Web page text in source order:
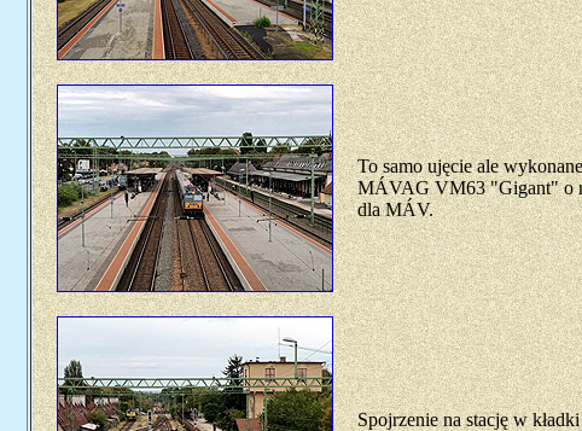
To samo ujęcie ale
MÁVAG VM63 "Gigant" o
dla MÁV.
Spojrzenie na stację w